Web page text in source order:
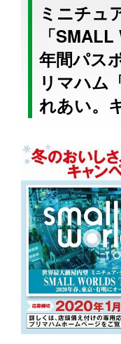
ミニチュ
「
年間パス
リマハム
れあい。